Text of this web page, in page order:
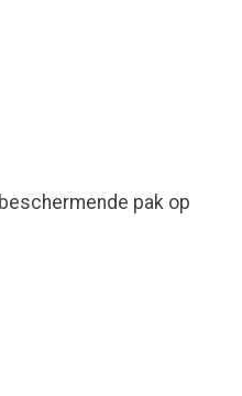
pak op